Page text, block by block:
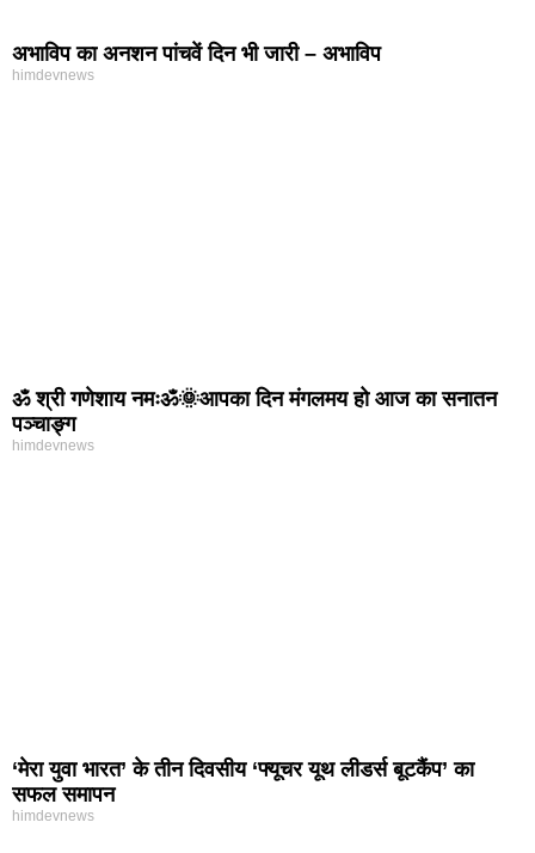
अभाविप का अनशन पांचवें दिन भी जारी – अभाविप
himdevnews
ॐ श्री गणेशाय नमःॐ🌞आपका दिन मंगलमय हो आज का सनातन
पञ्चाङ्ग
himdevnews
‘मेरा युवा भारत’ के तीन दिवसीय ‘फ्यूचर यूथ लीडर्स बूटकैंप’ का
सफल समापन
himdevnews